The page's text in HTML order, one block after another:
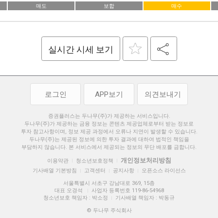
매도 보합 매수
실시간 시세 보기
로그인 APP보기 의견보내기
증권플러스는 두나무(주)가 제공하는 서비스입니다.
두나무(주)가 제공하는 금융 정보는 콘텐츠 제공업체로부터 받는 정보로
투자 참고사항이며, 정보 제공 과정에서 오류나 지연이 발생할 수 있습니다.
두나무(주)는 제공된 정보에 의한 투자 결과에 대하여 법적인 책임을
부담하지 않습니다. 본 서비스에서 제공되는 정보의 무단 배포를 금합니다.
이용약관 청소년보호정책 개인정보처리방침
기사배열 기본방침 고객센터 공지사항
오픈소스 라이선스
서울특별시 서초구 강남대로 369, 15층
대표 오경석
사업자 등록번호 119-86-54968
청소년보호 책임자 : 박소정
기사배열 책임자 : 박동규
© 두나무 주식회사